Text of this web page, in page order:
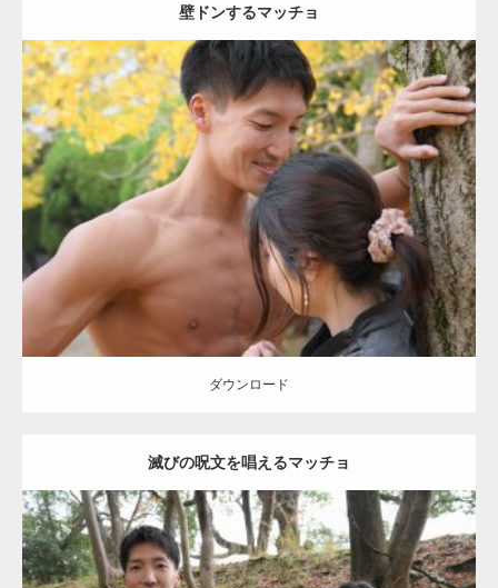
壁ドンするマッチョ
Update: 2021.07.8
Category:公園のマッチョ その他 AKIHITO(細マッチョ) 大胸筋 肩 腹
筋
ダウンロード
滅びの呪文を唱えるマッチョ
【YouTube】マッチョフリー素材メンバーが
ギネス世界記録…
【TV】TBS番組「ひるおび」にてマッスルプ
ラスが紹介されま…